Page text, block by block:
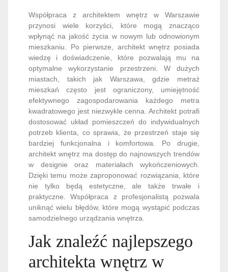
Współpraca z architektem wnętrz w Warszawie
przynosi wiele korzyści, które mogą znacząco
wpłynąć na jakość życia w nowym lub odnowionym
mieszkaniu. Po pierwsze, architekt wnętrz posiada
wiedzę i doświadczenie, które pozwalają mu na
optymalne wykorzystanie przestrzeni. W dużych
miastach, takich jak Warszawa, gdzie metraż
mieszkań często jest ograniczony, umiejętność
efektywnego zagospodarowania każdego metra
kwadratowego jest niezwykle cenna. Architekt potrafi
dostosować układ pomieszczeń do indywidualnych
potrzeb klienta, co sprawia, że przestrzeń staje się
bardziej funkcjonalna i komfortowa. Po drugie,
architekt wnętrz ma dostęp do najnowszych trendów
w designie oraz materiałach wykończeniowych.
Dzięki temu może zaproponować rozwiązania, które
nie tylko będą estetyczne, ale także trwałe i
praktyczne. Współpraca z profesjonalistą pozwala
uniknąć wielu błędów, które mogą wystąpić podczas
samodzielnego urządzania wnętrza.
Jak znaleźć najlepszego
architekta wnętrz w